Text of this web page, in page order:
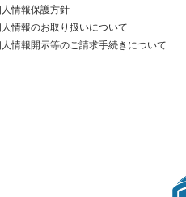
情報保護方針
情報のお取り扱いについて
情報開示等のご請求手続きについて